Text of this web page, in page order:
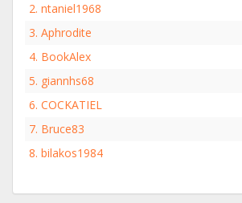
2. ntaniel1968
3. Aphrodite
4. BookAlex
5. giannhs68
6. COCKATIEL
7. Bruce83
8. bilakos1984